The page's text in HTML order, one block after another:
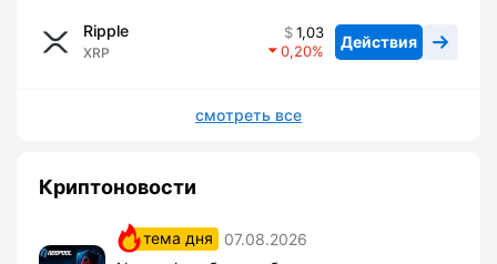
Ripple
XRP
1,03
0,20
Действия
смотреть все
Криптоновости
тема дня
07.08.2026